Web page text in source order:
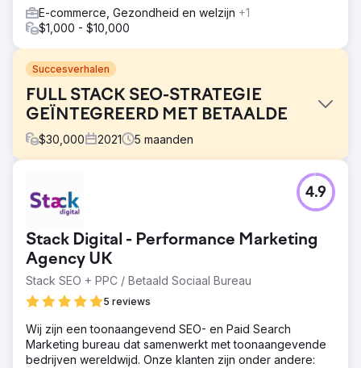
E-commerce, Gezondheid en welzijn +1
$1,000 - $10,000
Succesverhalen
FULL STACK SEO-STRATEGIE
GEÏNTEGREERD MET BETAALDE
$30,000 2021 5 maanden
Verbeter de algehele organische zichtbaarheid en het
organische verkeer naar de website; voorkom verlies van
resultaten op positie 0 van de website; verbeter de
organische zichtbaarheid voor de geselecteerde
trefwoorden met +5%; verhoog het aantal organische
klikken met +20% en verhoog het aantal organische
sessies met +23%. In synergie tussen SEO en betaalde
conversie.
Oplossing
Stack Digital - Performance Marketing
Agency UK
Stack SEO + PPC / Betaald Sociaal Bureau
5 reviews
4.9
Wij zijn een toonaangevend SEO- en Paid Search
Marketing bureau dat samenwerkt met toonaangevende
bedrijven wereldwijd. Onze klanten zijn onder andere: